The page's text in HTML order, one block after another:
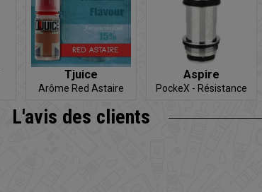
Tjuice
Arôme Red Astaire
Aspire
PockeX - Résistance
L'avis des clients